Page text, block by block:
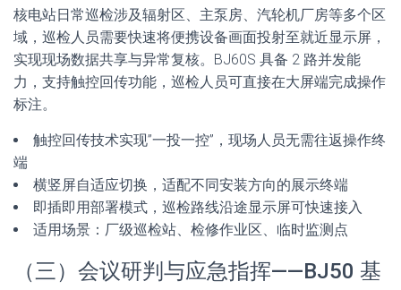
核电站日常巡检涉及辐射区、主泵房、汽轮机厂房等多个区
域，巡检人员需要快速将便携设备画面投射至就近显示屏，
实现现场数据共享与异常复核。BJ60S 具备 2 路并发能
力，支持触控回传功能，巡检人员可直接在大屏端完成操作
标注。
触控回传技术实现”一投一控”，现场人员无需往返操作终
端
横竖屏自适应切换，适配不同安装方向的展示终端
即插即用部署模式，巡检路线沿途显示屏可快速接入
适用场景：厂级巡检站、检修作业区、临时监测点
（三）会议研判与应急指挥——BJ50 基